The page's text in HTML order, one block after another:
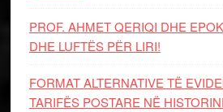
PROF. AHMET QERIQI DHE
DHE LUFTЁS PЁR LIRI!
FORMAT ALTERNATIVE TË
TARIFËS POSTARE NË